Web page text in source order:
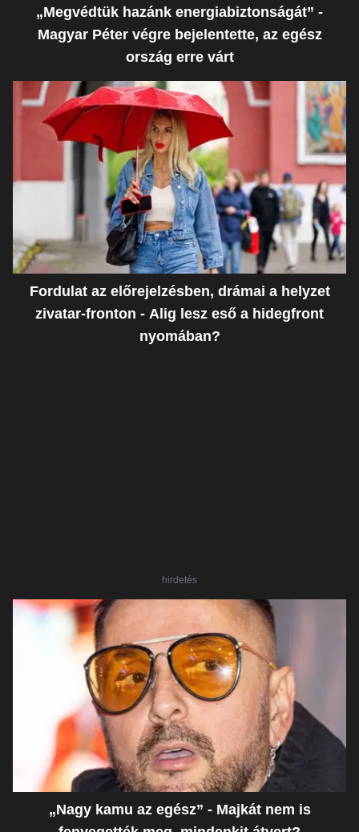
„Megvédtük hazánk energiabiztonságát” -
Magyar Péter végre bejelentette, az egész
ország erre várt
Fordulat az előrejelzésben, drámai a helyzet
zivatar-fronton - Alig lesz eső a hidegfront
nyomában?
hirdetés
„Nagy kamu az egész” - Majkát nem is